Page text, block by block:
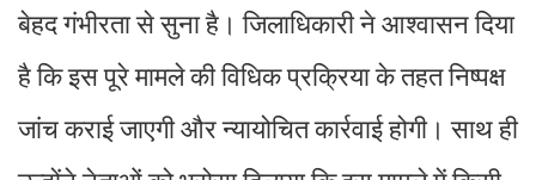
बेहद गंभीरता से सुना है। जिलाधिकारी ने आश्वासन दिया
है कि इस पूरे मामले की विधिक प्रक्रिया के तहत निष्पक्ष
जांच कराई जाएगी और न्यायोचित कार्रवाई होगी। साथ ही